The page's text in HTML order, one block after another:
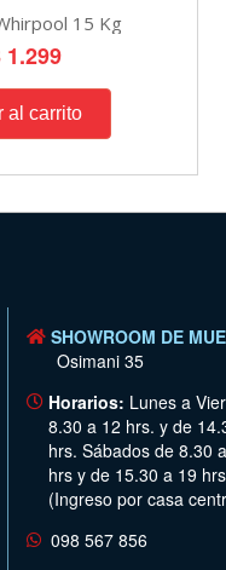
15 Kg
1.299
SHOWROOM DE
Osimani 35
Horarios: Lunes a
8.30 a 12 hrs. y de
hrs. Sábados de 8.30
hrs y de 15.30 a 19 hrs
(Ingreso por casa
098 567 856